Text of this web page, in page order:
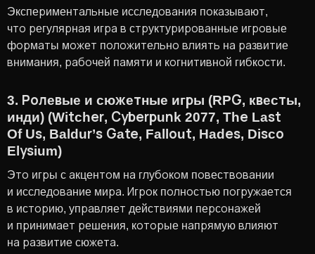
Экспериментальные исследования показывают,
что регулярная игра в структурированные игровые
форматы может положительно влиять на развитие
внимания, рабочей памяти и когнитивной гибкости.
3. Ролевые и сюжетные игры (RPG, квесты,
инди) (Witcher, Cyberpunk 2077, The Last
Of Us, Baldur’s Gate, Fallout, Hades, Disco
Elysium)
Это игры с акцентом на глубоком повествовании
и исследование мира. Игрок полностью погружается
в историю, управляет действиями персонажей
и принимает решения, которые напрямую влияют
на развитие сюжета.